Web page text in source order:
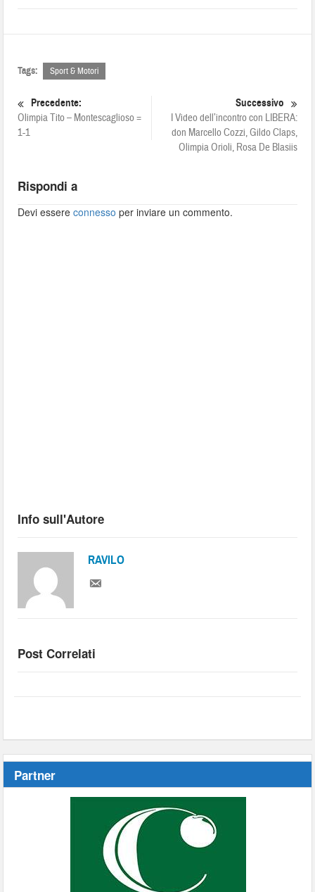
Tags: Sport & Motori
Precedente:
Olimpia Tito – Montescaglioso =
1-1
Successivo
I Video dell’incontro con LIBERA:
don Marcello Cozzi, Gildo Claps,
Olimpia Orioli, Rosa De Blasiis
Rispondi a
Devi essereconnesso per inviare un commento.
Info sull'Autore
RAVILO
Post Correlati
Partner